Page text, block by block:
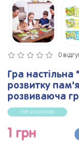
0
Гра
розвитку
розвиваюча
Нет в наличии
1 грн